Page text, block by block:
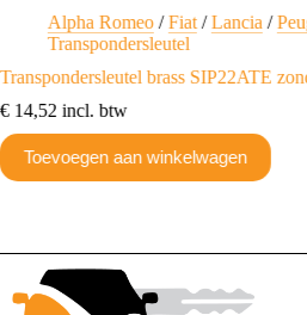
Alpha Romeo/Fiat/Lancia /
Transpondersleutel
Transpondersleutel brass SIP22ATE
€ 14,52 incl. btw
Toevoegen aan winkelwagen